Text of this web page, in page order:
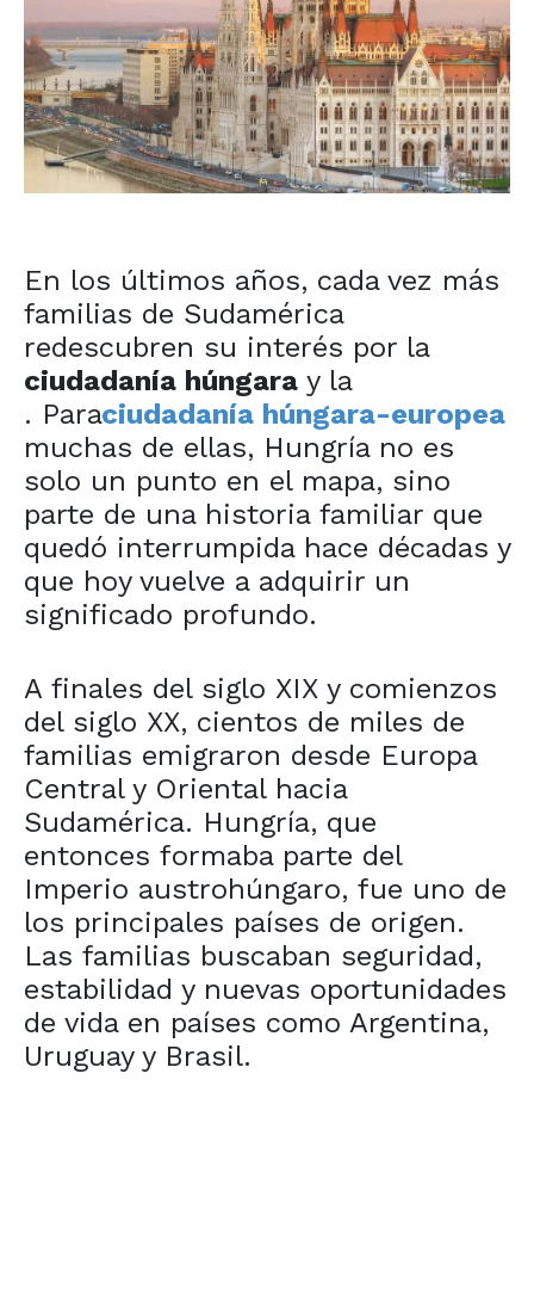
En los últimos años, cada vez más
familias de Sudamérica
redescubren su interés por la
ciudadanía húngara y la
ciudadanía húngara-europea
. Para
muchas de ellas, Hungría no es
solo un punto en el mapa, sino
parte de una historia familiar que
quedó interrumpida hace décadas y
que hoy vuelve a adquirir un
significado profundo.
A finales del siglo XIX y comienzos
del siglo XX, cientos de miles de
familias emigraron desde Europa
Central y Oriental hacia
Sudamérica. Hungría, que
entonces formaba parte del
Imperio austrohúngaro, fue uno de
los principales países de origen.
Las familias buscaban seguridad,
estabilidad y nuevas oportunidades
de vida en países como Argentina,
Uruguay y Brasil.